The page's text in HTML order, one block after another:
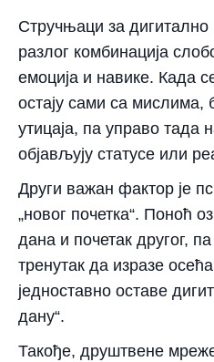
Стручњаци за
разлог комбинација
емоција и навике. Када
остају сами са мислима,
утицаја, па управо тада
објављују статусе или
Други важан фактор је
„новог почетка“. Поноћ
дана и почетак другог,
тренутак да изразе
једноставно оставе
дану“.
Такође, друштвене